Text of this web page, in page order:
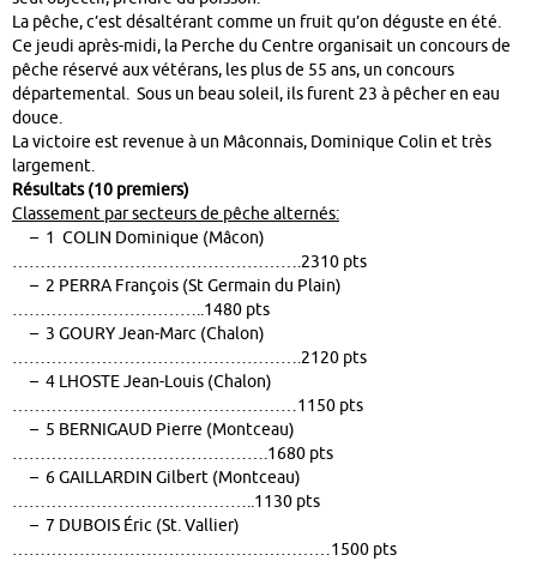
La pêche, c’est désaltérant comme un fruit qu’on déguste en été.
Ce jeudi après-midi, la Perche du Centre organisait un concours de
pêche réservé aux vétérans, les plus de 55 ans, un concours
départemental. Sous un beau soleil, ils furent 23 à pêcher en eau
douce.
La victoire est revenue à un Mâconnais, Dominique Colin et très
largement.
Résultats (10 premiers)
Classement par secteurs de pêche alternés:
– 1 COLIN Dominique (Mâcon)
…………………………………………….2310 pts
– 2 PERRA François (St Germain du Plain)
……………………………..1480 pts
– 3 GOURY Jean-Marc (Chalon)
…………………………………………….2120 pts
– 4 LHOSTE Jean-Louis (Chalon)
……………………………………………1150 pts
– 5 BERNIGAUD Pierre (Montceau)
……………………………………….1680 pts
– 6 GAILLARDIN Gilbert (Montceau)
……………………………………..1130 pts
– 7 DUBOIS Éric (St. Vallier)
…………………………………………………1500 pts